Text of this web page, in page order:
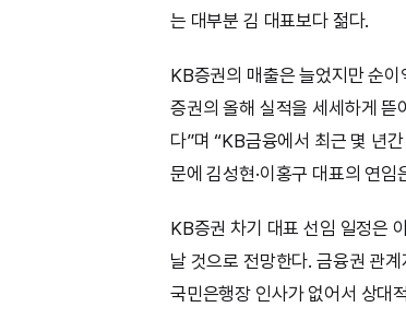
는 대부분 김 대표보다 젊다.
KB증권의 매출은 늘었지만 순
증권의 올해 실적을 세세하게 뜯
다”며 “KB금융에서 최근 몇 년
문에 김성현·이홍구 대표의 연
KB증권 차기 대표 선임 일정은
날 것으로 전망한다. 금융권 관
국민은행장 인사가 없어서 상대